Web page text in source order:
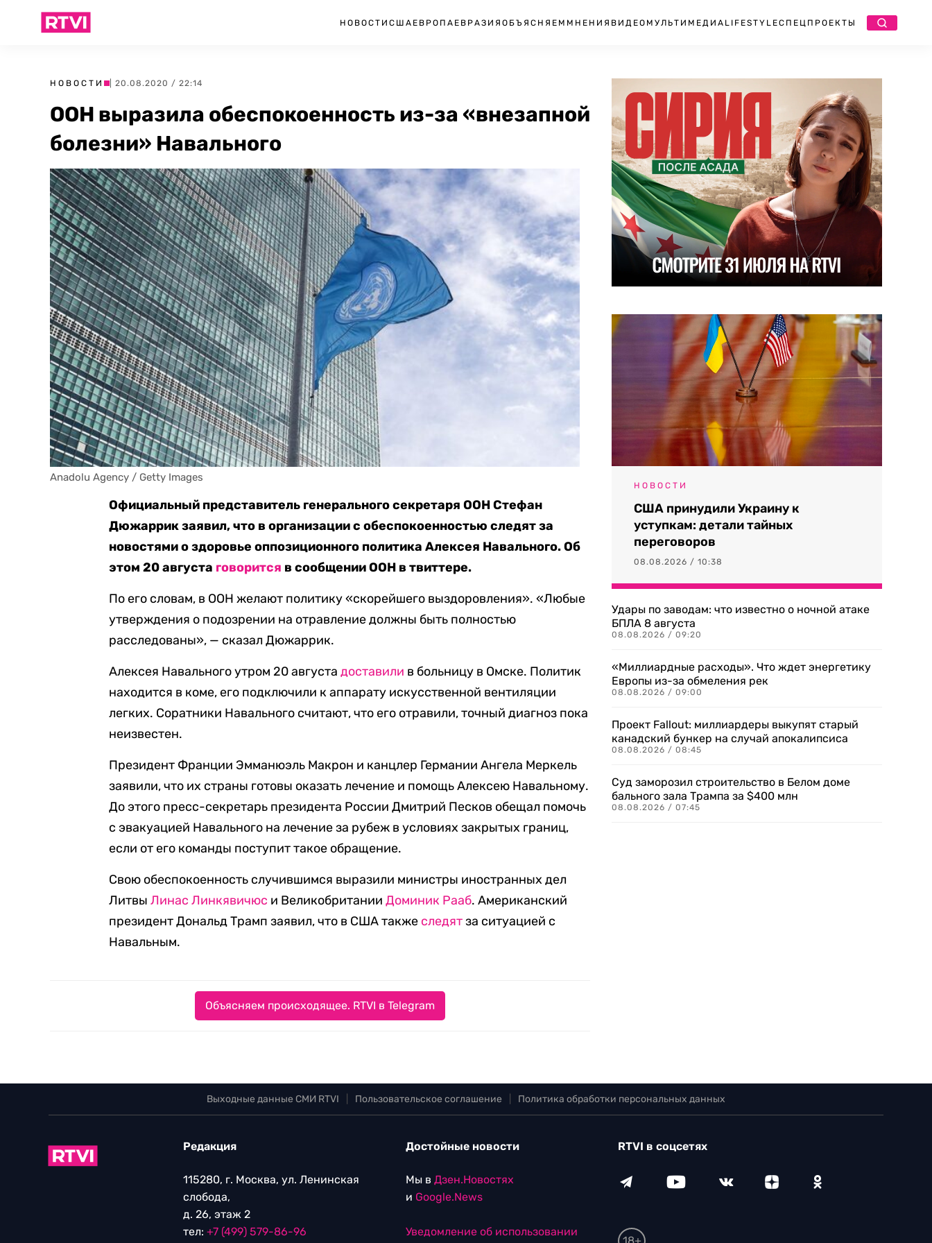
НОВОСТИ США ЕВРОПА ЕВРАЗИЯ ОБЪЯСНЯЕМ МНЕНИЯ ВИДЕО МУЛЬТИМЕДИА LIFESTYLEСПЕЦПРОЕКТЫ
НОВОСТИ | 20.08.2020 / 22:14
ООН выразила обеспокоенность из-за «внезапной
болезни» Навального
Anadolu Agency / Getty Images
Официальный представитель генерального секретаря ООН Стефан
Дюжаррик заявил, что в организации с обеспокоенностью следят за
новостями о здоровье оппозиционного политика Алексея Навального. Об
этом 20 августа говорится в сообщении ООН в твиттере.
По его словам, в ООН желают политику «скорейшего выздоровления». «Любые
утверждения о подозрении на отравление должны быть полностью
расследованы», — сказал Дюжаррик.
Алексея Навального утром 20 августадоставили в больницу в Омске. Политик
находится в коме, его подключили к аппарату искусственной вентиляции
легких. Соратники Навального считают, что его отравили, точный диагноз пока
неизвестен.
Президент Франции Эмманюэль Макрон и канцлер Германии Ангела Меркель
заявили, что их страны готовы оказать лечение и помощь Алексею Навальному.
До этого пресс-секретарь президента России Дмитрий Песков обещал помочь
с эвакуацией Навального на лечение за рубеж в условиях закрытых границ,
если от его команды поступит такое обращение.
Свою обеспокоенность случившимся выразили министры иностранных дел
ЛитвыЛинас Линкявичюс и ВеликобританииДоминик Рааб. Американский
президент Дональд Трамп заявил, что в США также следятза ситуацией с
Навальным.
Объясняем происходящее. RTVI в Telegram
НОВОСТИ
США принудили Украину к
уступкам: детали тайных
переговоров
08.08.2026 / 10:38
Удары по заводам: что известно о ночной атаке
БПЛА 8 августа
08.08.2026 / 09:20
«Миллиардные расходы». Что ждет энергетику
Европы из-за обмеления рек
08.08.2026 / 09:00
Проект Fallout: миллиардеры выкупят старый
канадский бункер на случай апокалипсиса
08.08.2026 / 08:45
Суд заморозил строительство в Белом доме
бального зала Трампа за $400 млн
08.08.2026 / 07:45
Выходные данные СМИ RTVI Пользовательское соглашение Политика обработки персональных данных
Редакция
115280, г. Москва, ул. Ленинская
слобода,
д. 26, этаж 2
тел: +7 (499) 579-86-96
Достойные новости
Мы в Дзен.Новостях
и Google.News
Уведомление об использовании
RTVI в соцсетях